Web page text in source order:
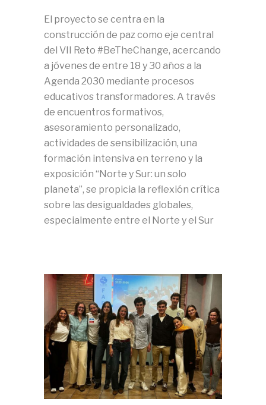
El proyecto se centra en la
construcción de paz como eje central
del VII Reto #BeTheChange, acercando
a jóvenes de entre 18 y 30 años a la
Agenda 2030 mediante procesos
educativos transformadores. A través
de encuentros formativos,
asesoramiento personalizado,
actividades de sensibilización, una
formación intensiva en terreno y la
exposición “Norte y Sur: un solo
planeta”, se propicia la reflexión crítica
sobre las desigualdades globales,
especialmente entre el Norte y el Sur